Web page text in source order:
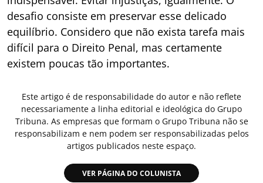
desafio consiste em preservar esse delicado
equilíbrio. Considero que não exista tarefa mais
difícil para o Direito Penal, mas certamente
existem poucas tão importantes.
Este artigo é de responsabilidade do autor e não reflete
necessariamente a linha editorial e ideológica do Grupo
Tribuna. As empresas que formam o Grupo Tribuna não se
responsabilizam e nem podem ser responsabilizadas pelos
artigos publicados neste espaço.
VER PÁGINA DO COLUNISTA